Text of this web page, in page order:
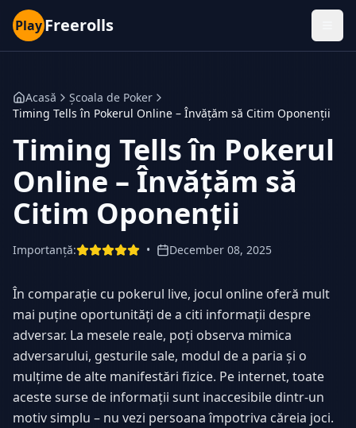
PlayFreerolls
Acasă
Școala de Poker
Timing Tells în Pokerul Online – Învățăm să Citim Oponenții
Timing Tells în Pokerul
Online – Învățăm să
Citim Oponenții
Importanță: • December 08, 2025
În comparație cu pokerul live, jocul online oferă mult
mai puține oportunități de a citi informații despre
adversar. La mesele reale, poți observa mimica
adversarului, gesturile sale, modul de a paria și o
mulțime de alte manifestări fizice. Pe internet, toate
aceste surse de informații sunt inaccesibile dintr-un
motiv simplu – nu vezi persoana împotriva căreia joci.